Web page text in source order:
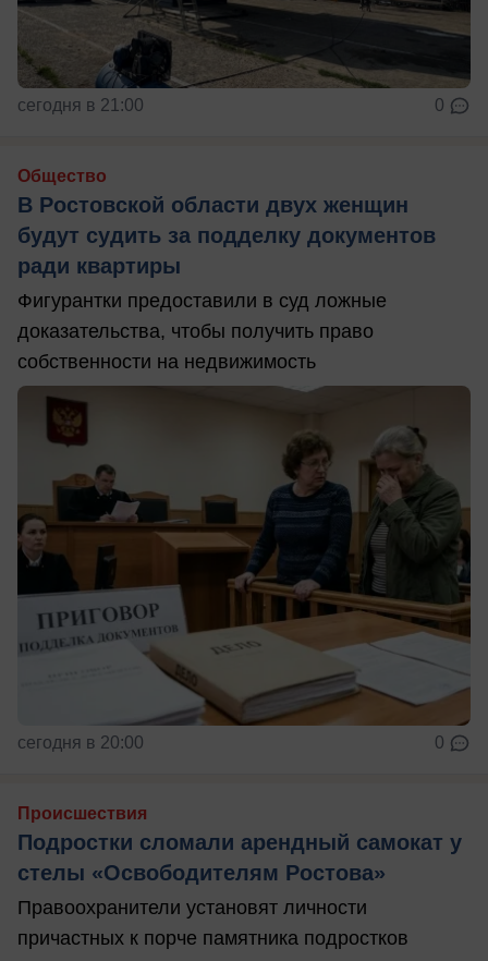
сегодня в 21:00 0
Общество
В Ростовской области двух женщин
будут судить за подделку документов
ради квартиры
Фигурантки предоставили в суд ложные
доказательства, чтобы получить право
собственности на недвижимость
сегодня в 20:00 0
Происшествия
Подростки сломали арендный самокат у
стелы «Освободителям Ростова»
Правоохранители установят личности
причастных к порче памятника подростков